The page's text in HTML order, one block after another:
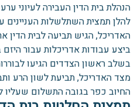
הנהלת בית הדין העבירה לעיוני
להלן תמצית השתלשלות העניינים
האדריכל, הגיש תביעה לבית הדין
ביצע עבודות אדריכלות עבור
בשלב ראשון הצדדים הגיעו
מצד האדריכל, תביעת לשון הרע
החיוב כפר בגובה התשלום שעליו